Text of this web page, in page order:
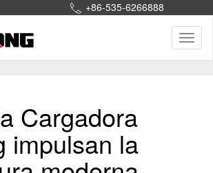
+86-535-6266888
Cargadora
impulsan la